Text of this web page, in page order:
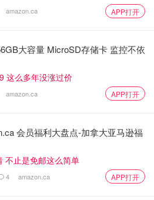
amazon.ca APP打开
大容量 MicroSD存储卡 监控不依
这么多年没涨过价
amazon.ca APP打开
会员福利大盘点-加拿大亚马逊福
不止是免邮这么简单
4 amazon.ca APP打开